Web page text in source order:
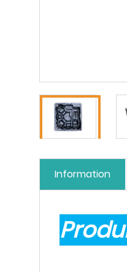
Information